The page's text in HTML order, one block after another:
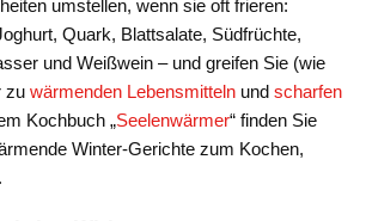
umstellen, wenn sie oft frieren:
Quark, Blattsalate, Südfrüchte,
und Weißwein – und greifen Sie (wie
zuwärmenden Lebensmitteln undscharfen
Kochbuch „Seelenwärmer“ finden Sie
Winter-Gerichte zum Kochen,